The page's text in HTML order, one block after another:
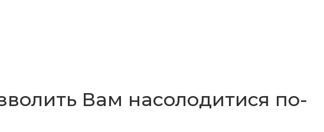
Вам насолодитися по-